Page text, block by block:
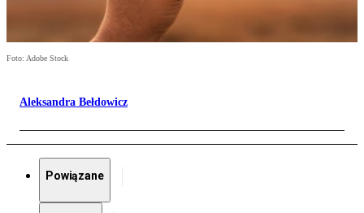
Foto: Adobe Stock
Aleksandra Bełdowicz
Powiązane